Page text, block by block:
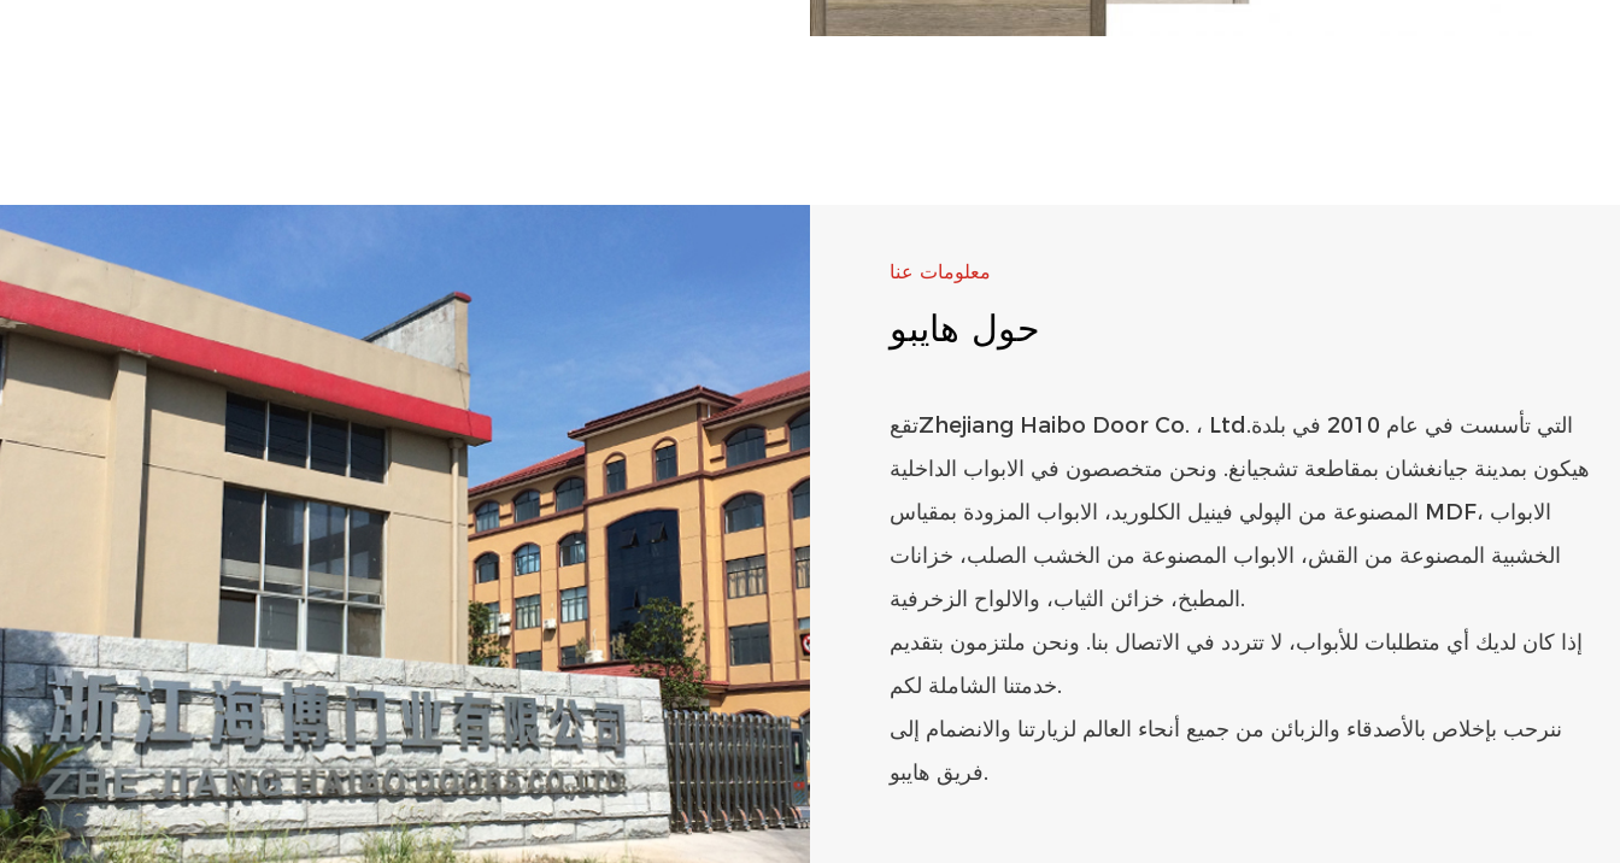
معلومات عنا
حول هايبو
تقعZhejiang Haibo Door Co. ، Ltd.التي تأسست في عام 2010 في بلدة
هيكون بمدينة جيانغشان بمقاطعة تشجيانغ. ونحن متخصصون في الابواب الداخلية
المصنوعة من الپولي فينيل الكلوريد، الابواب المزودة بمقياس MDF، الابواب
الخشبية المصنوعة من القش، الابواب المصنوعة من الخشب الصلب، خزانات
المطبخ، خزائن الثياب، والالواح الزخرفية.
إذا كان لديك أي متطلبات للأبواب، لا تتردد في الاتصال بنا. ونحن ملتزمون بتقديم
خدمتنا الشاملة لكم.
ننرحب بإخلاص بالأصدقاء والزبائن من جميع أنحاء العالم لزيارتنا والانضمام إلى
فريق هايبو.